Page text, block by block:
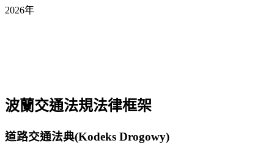
2026年
波蘭交通法規法律框架
道路交通法典(Kodeks Drogowy)